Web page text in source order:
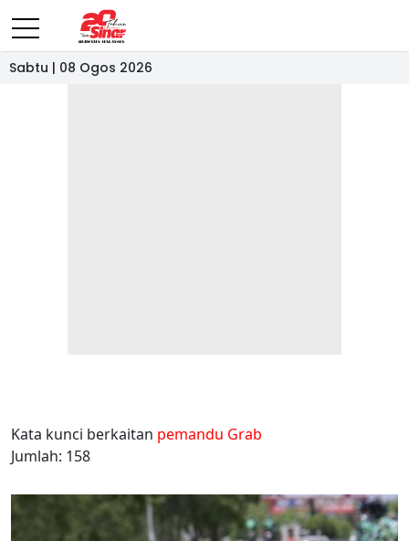
Sabtu | 08 Ogos 2026
Kata kunci berkaitan pemandu Grab
Jumlah: 158